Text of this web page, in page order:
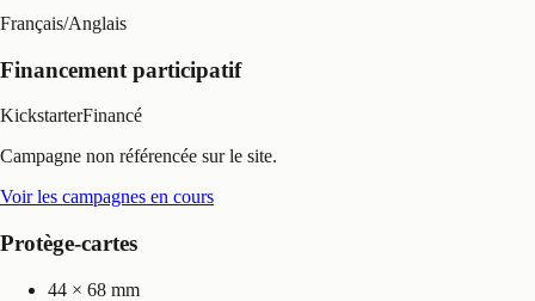
Français/Anglais
Financement participatif
KickstarterFinancé
Campagne non référencée sur le site.
Voir les campagnes en cours
Protège-cartes
44 × 68 mm